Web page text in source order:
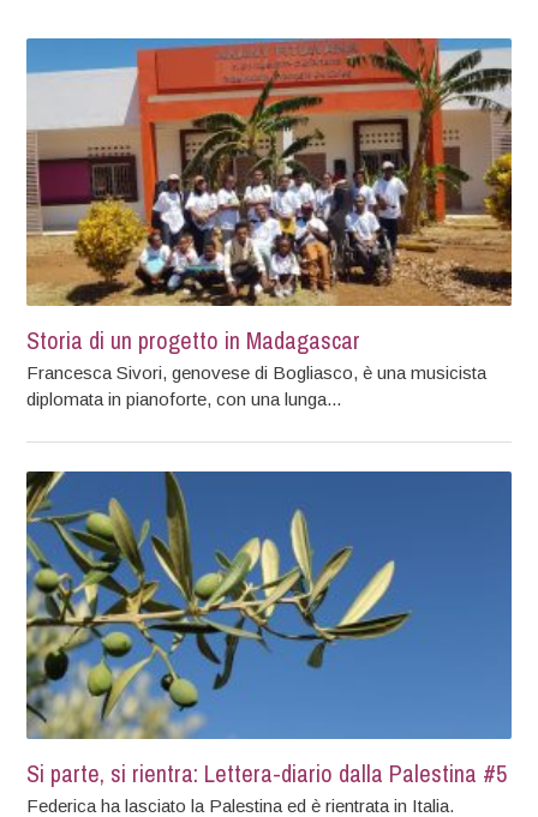
Storia di un progetto in Madagascar
Francesca Sivori, genovese di Bogliasco, è una musicista
diplomata in pianoforte, con una lunga...
Si parte, si rientra: Lettera-diario dalla Palestina #5
Federica ha lasciato la Palestina ed è rientrata in Italia.